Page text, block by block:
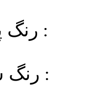
رنگ پیراهن ورزشی :
رنگ شورت ورزشی :